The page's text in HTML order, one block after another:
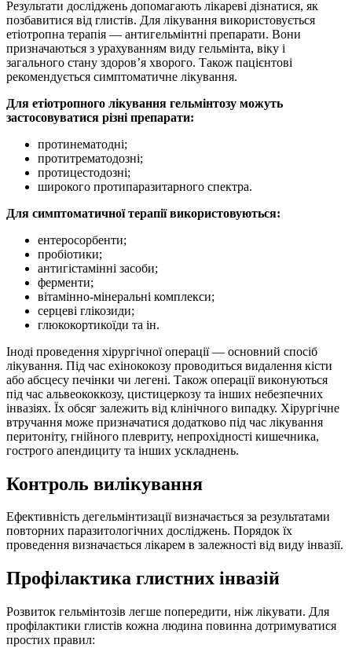
Результати досліджень допомагають лікареві дізнатися, як
позбавитися від глистів. Для лікування використовується
етіотропна терапія — антигельмінтні препарати. Вони
призначаються з урахуванням виду гельмінта, віку і
загального стану здоров’я хворого. Також пацієнтові
рекомендується симптоматичне лікування.
Для етіотропного лікування гельмінтозу можуть
застосовуватися різні препарати:
протинематодні;
протитрематодозні;
протицестодозні;
широкого протипаразитарного спектра.
Для симптоматичної терапії використовуються:
ентеросорбенти;
пробіотики;
антигістамінні засоби;
ферменти;
вітамінно-мінеральні комплекси;
серцеві глікозиди;
глюкокортикоїди та ін.
Іноді проведення хірургічної операції — основний спосіб
лікування. Під час ехінококозу проводиться видалення кісти
або абсцесу печінки чи легені. Також операції виконуються
під час альвеококкозу, цистицеркозу та інших небезпечних
інвазіях. Їх обсяг залежить від клінічного випадку. Хірургічне
втручання може призначатися додатково під час лікування
перитоніту, гнійного плевриту, непрохідності кишечника,
гострого апендициту та інших ускладнень.
Контроль вилікування
Ефективність дегельмінтизації визначається за результатами
повторних паразитологічних досліджень. Порядок їх
проведення визначається лікарем в залежності від виду інвазії.
Профілактика глистних інвазій
Розвиток гельмінтозів легше попередити, ніж лікувати. Для
профілактики глистів кожна людина повинна дотримуватися
простих правил: